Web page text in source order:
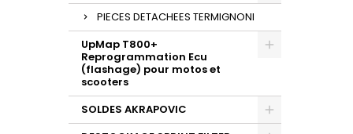
PIECES DETACHEES TERMIGNONI
UpMap T800+
Reprogrammation Ecu
(flashage) pour motos et
scooters
SOLDES AKRAPOVIC